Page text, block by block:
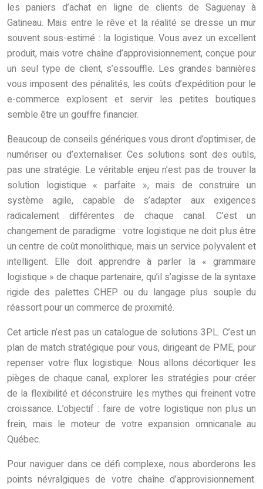
les paniers d’achat en ligne de clients de Saguenay à
Gatineau. Mais entre le rêve et la réalité se dresse un mur
souvent sous-estimé : la logistique. Vous avez un excellent
produit, mais votre chaîne d’approvisionnement, conçue pour
un seul type de client, s’essouffle. Les grandes bannières
vous imposent des pénalités, les coûts d’expédition pour le
e-commerce explosent et servir les petites boutiques
semble être un gouffre financier.
Beaucoup de conseils génériques vous diront d’optimiser, de
numériser ou d’externaliser. Ces solutions sont des outils,
pas une stratégie. Le véritable enjeu n’est pas de trouver la
solution logistique « parfaite », mais de construire un
système agile, capable de s’adapter aux exigences
radicalement différentes de chaque canal. C’est un
changement de paradigme : votre logistique ne doit plus être
un centre de coût monolithique, mais un service polyvalent et
intelligent. Elle doit apprendre à parler la « grammaire
logistique » de chaque partenaire, qu’il s’agisse de la syntaxe
rigide des palettes CHEP ou du langage plus souple du
réassort pour un commerce de proximité.
Cet article n’est pas un catalogue de solutions 3PL. C’est un
plan de match stratégique pour vous, dirigeant de PME, pour
repenser votre flux logistique. Nous allons décortiquer les
pièges de chaque canal, explorer les stratégies pour créer
de la flexibilité et déconstruire les mythes qui freinent votre
croissance. L’objectif : faire de votre logistique non plus un
frein, mais le moteur de votre expansion omnicanale au
Québec.
Pour naviguer dans ce défi complexe, nous aborderons les
points névralgiques de votre chaîne d’approvisionnement.